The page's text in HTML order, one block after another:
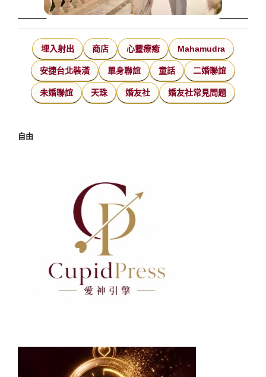
埋入射出 商店 心靈療癒 Mahamudra
安捷台北裝潢 單身聯誼 童話 二婚聯誼
未婚聯誼 天珠 婚友社 婚友社常見問題
自由